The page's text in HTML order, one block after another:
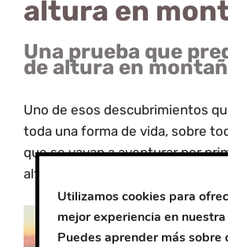
altura en
Una prueba que
de altura en
Uno de esos descubrimientos
toda una forma de vida, sobre
que se vayan a aventurar por
altitud a la que nunca antes
Utilizamos cookies para
mejor experiencia en
Puedes aprender más sobre